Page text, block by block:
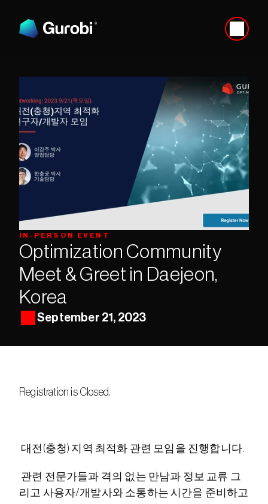
IN-PERSON EVENT
Optimization Community
Meet & Greet in Daejeon,
Korea
September 21, 2023
Registration is Closed.
대전(충청) 지역 최적화 관련 모임을 진행합니다.
리고 사용자/개발사와 소통하는 시간을 준비하고